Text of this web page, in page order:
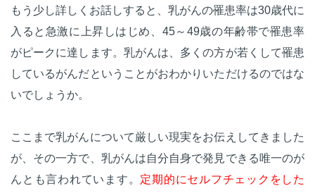
もう少し詳しくお話しすると、乳がんの罹患率は30歳代に
入ると急激に上昇しはじめ、45～49歳の年齢帯で罹患率
がピークに達します。乳がんは、多くの方が若くして罹患
しているがんだということがおわかりいただけるのではな
いでしょうか。
ここまで乳がんについて厳しい現実をお伝えしてきました
が、その一方で、乳がんは自分自身で発見できる唯一のが
んとも言われています。 定期的にセルフチェックをした